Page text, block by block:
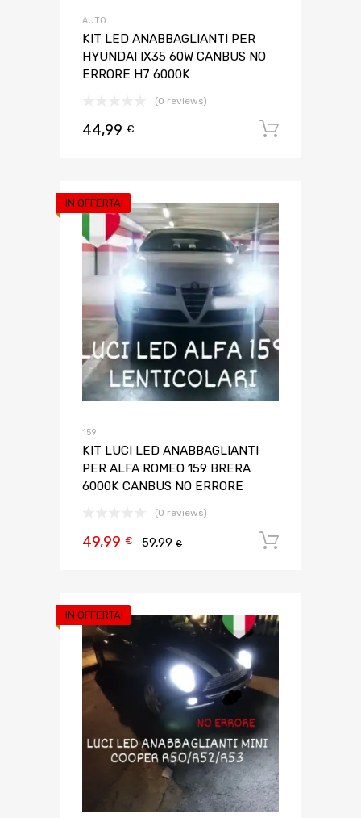
AUTO
KIT LED ANABBAGLIANTI PER
HYUNDAI IX35 60W CANBUS NO
ERRORE H7 6000K
(0 reviews)
44,99 €
IN OFFERTA!
159
KIT LUCI LED ANABBAGLIANTI
PER ALFA ROMEO 159 BRERA
6000K CANBUS NO ERRORE
(0 reviews)
59,99€
49,99 €
IN OFFERTA!